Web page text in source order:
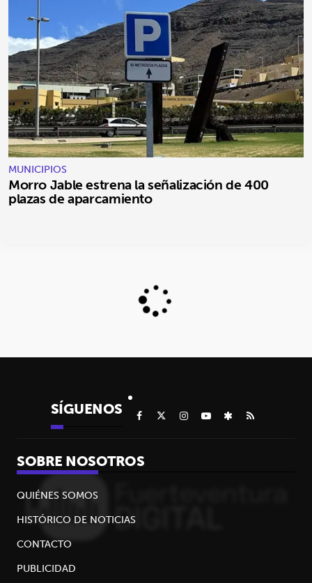
MUNICIPIOS
Morro Jable estrena la señalización de 400
plazas de aparcamiento
SÍGUENOS
SOBRE NOSOTROS
QUIÉNES SOMOS
HISTÓRICO DE NOTICIAS
CONTACTO
PUBLICIDAD